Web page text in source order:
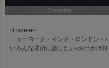
-Traveler-
ニューヨーク・インド・ロンドン・
いろんな場所に旅したい♪お出かけ好